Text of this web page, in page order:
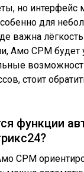
но интерфейс
для
важна
Амо СРМ будет
стоит
функции
СРМ